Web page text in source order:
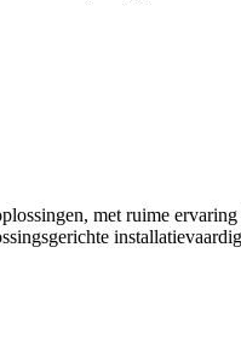
met ruime